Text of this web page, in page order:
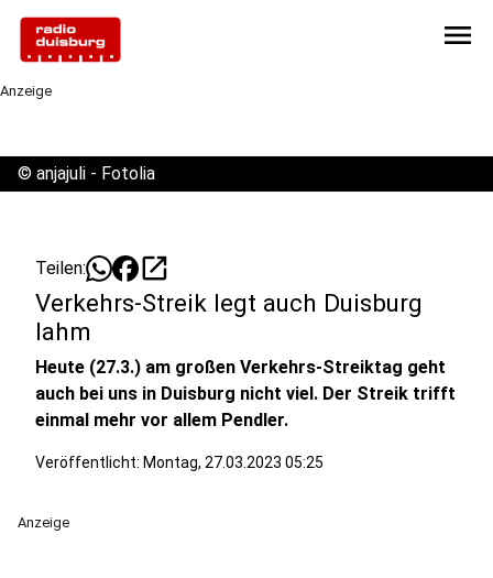
menu
Anzeige
© anjajuli - Fotolia
Teilen: open_in_new
Verkehrs-Streik legt auch Duisburg
lahm
Heute (27.3.) am großen Verkehrs-Streiktag geht
auch bei uns in Duisburg nicht viel. Der Streik trifft
einmal mehr vor allem Pendler.
Veröffentlicht: Montag, 27.03.2023 05:25
Anzeige